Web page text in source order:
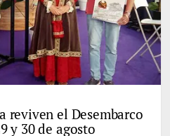
reviven el Desembarco
y 30 de agosto